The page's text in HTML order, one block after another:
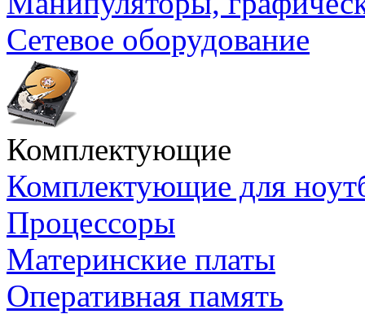
Сетевое оборудование
Комплектующие
Комплектующие для
Процессоры
Материнские платы
Оперативная память